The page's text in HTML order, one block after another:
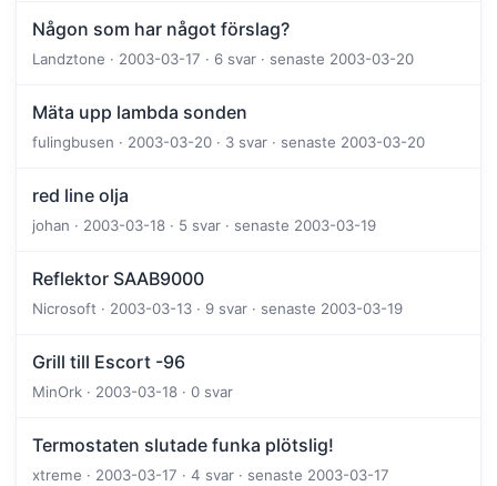
Någon som har något förslag?
Landztone · 2003-03-17 · 6 svar · senaste 2003-03-20
Mäta upp lambda sonden
fulingbusen · 2003-03-20 · 3 svar · senaste 2003-03-20
red line olja
johan · 2003-03-18 · 5 svar · senaste 2003-03-19
Reflektor SAAB9000
Nicrosoft · 2003-03-13 · 9 svar · senaste 2003-03-19
Grill till Escort -96
MinOrk · 2003-03-18 · 0 svar
Termostaten slutade funka plötslig!
xtreme · 2003-03-17 · 4 svar · senaste 2003-03-17